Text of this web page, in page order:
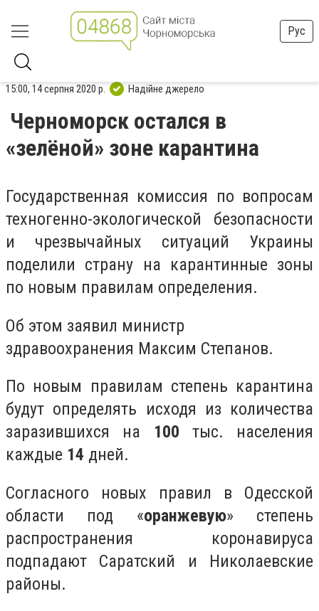
Рус
15:00, 14 серпня 2020 р. Надійне джерело
Черноморск остался в
«зелёной» зоне карантина
Государственная комиссия по вопросам
техногенно-экологической безопасности
и чрезвычайных ситуаций Украины
поделили страну на карантинные зоны
по новым правилам определения.
Об этом заявил министр
здравоохранения Максим Степанов.
По новым правилам степень карантина
будут определять исходя из количества
заразившихся на 100 тыс. населения
каждые 14 дней.
Согласного новых правил в Одесской
области под «оранжевую» степень
распространения коронавируса
подпадают Саратский и Николаевские
районы.